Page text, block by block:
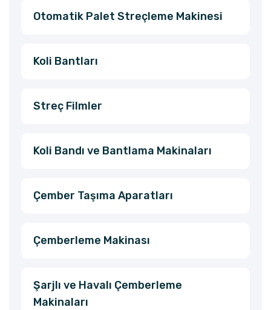
Otomatik Palet Streçleme Makinesi
Koli Bantları
Streç Filmler
Koli Bandı ve Bantlama Makinaları
Çember Taşıma Aparatları
Çemberleme Makinası
Şarjlı ve Havalı Çemberleme
Makinaları